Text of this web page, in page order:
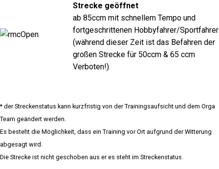
Strecke geöffnet
ab 85ccm mit schnellem Tempo und
fortgeschrittenen Hobbyfahrer/Sportfahrer
(während dieser Zeit ist das Befahren der
großen Strecke für 50ccm & 65 ccm
Verboten!).
* der Streckenstatus kann kurzfristig von der Trainingsaufsicht und dem Orga
Team geändert werden.
Es besteht die Möglichkeit, dass ein Training vor Ort aufgrund der Witterung
abgesagt wird.
Die Strecke ist nicht geschoben aus er es steht im Streckenstatus.